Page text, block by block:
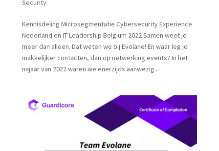
Security
Kennisdeling Microsegmentatie Cybersecurity Experience
Nederland en IT Leadership Belgium 2022 Samen weet je
meer dan alleen. Dat weten we bij Evolane! En waar leg je
makkelijker contacten, dan op netwerking events? In het
najaar van 2022 waren we enerzijds aanwezig...